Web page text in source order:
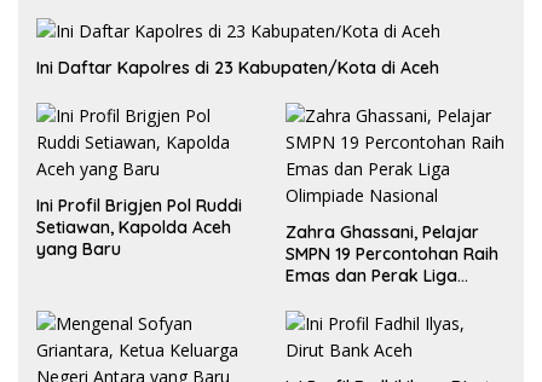
Ini Daftar Kapolres di 23 Kabupaten/Kota di Aceh
Ini Profil Brigjen Pol Ruddi
Setiawan, Kapolda Aceh
yang Baru
Zahra Ghassani, Pelajar
SMPN 19 Percontohan Raih
Emas dan Perak Liga